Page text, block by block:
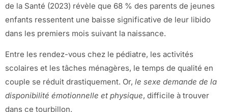
de la Santé (2023) révèle que 68 % des parents de jeunes
enfants ressentent une baisse significative de leur libido
dans les premiers mois suivant la naissance.
Entre les rendez-vous chez le pédiatre, les activités
scolaires et les tâches ménagères, le temps de qualité en
couple se réduit drastiquement. Or, le sexe demande de la
disponibilité émotionnelle et physique, difficile à trouver
dans ce tourbillon.